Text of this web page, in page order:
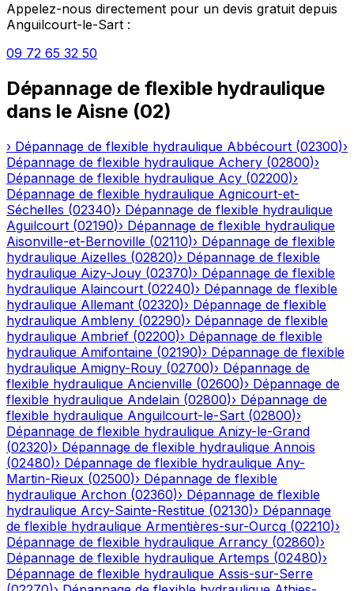
Appelez-nous directement pour un devis gratuit depuis
Anguilcourt-le-Sart :
09 72 65 32 50
Dépannage de flexible hydraulique
dans le Aisne (02)
› Dépannage de flexible hydraulique Abbécourt (02300)›
Dépannage de flexible hydraulique Achery (02800)›
Dépannage de flexible hydraulique Acy (02200)›
Dépannage de flexible hydraulique Agnicourt-et-
Séchelles (02340)› Dépannage de flexible hydraulique
Aguilcourt (02190)› Dépannage de flexible hydraulique
Aisonville-et-Bernoville (02110)› Dépannage de flexible
hydraulique Aizelles (02820)› Dépannage de flexible
hydraulique Aizy-Jouy (02370)› Dépannage de flexible
hydraulique Alaincourt (02240)› Dépannage de flexible
hydraulique Allemant (02320)› Dépannage de flexible
hydraulique Ambleny (02290)› Dépannage de flexible
hydraulique Ambrief (02200)› Dépannage de flexible
hydraulique Amifontaine (02190)› Dépannage de flexible
hydraulique Amigny-Rouy (02700)› Dépannage de
flexible hydraulique Ancienville (02600)› Dépannage de
flexible hydraulique Andelain (02800)› Dépannage de
flexible hydraulique Anguilcourt-le-Sart (02800)›
Dépannage de flexible hydraulique Anizy-le-Grand
(02320)› Dépannage de flexible hydraulique Annois
(02480)› Dépannage de flexible hydraulique Any-
Martin-Rieux (02500)› Dépannage de flexible
hydraulique Archon (02360)› Dépannage de flexible
hydraulique Arcy-Sainte-Restitue (02130)› Dépannage
de flexible hydraulique Armentières-sur-Ourcq (02210)›
Dépannage de flexible hydraulique Arrancy (02860)›
Dépannage de flexible hydraulique Artemps (02480)›
Dépannage de flexible hydraulique Assis-sur-Serre